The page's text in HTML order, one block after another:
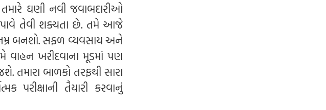
ઘણી નવી જવાબદારીઓ
અપાવે તેવી શક્યતા છે. તમે આજે
બનશો. સફળ વ્યવસાય અને
વાહન ખરીદવાના મૂડમાં પણ
તમારા બાળકો તરફથી સારા
પરીક્ષાની તૈયારી કરવાનું